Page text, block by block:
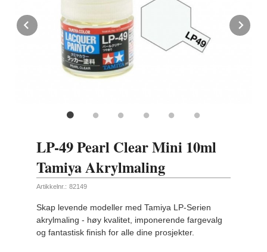
Prev
LP-49 Pearl Clear Mini 10ml
Tamiya Akrylmaling
Artikkelnr.: 82149
Skap levende modeller med Tamiya LP-Serien
akrylmaling - høy kvalitet, imponerende fargevalg
og fantastisk finish for alle dine prosjekter.